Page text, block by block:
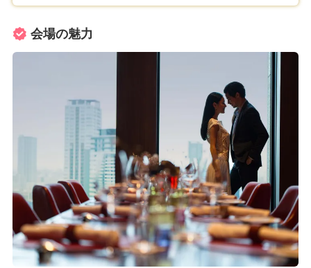
会場の魅力